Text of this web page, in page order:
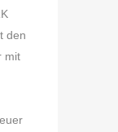
den
mit